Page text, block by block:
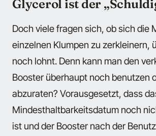
Glycerol ist der
Doch viele fragen sich, ob sich die
einzelnen Klumpen zu zerkleinern,
noch lohnt. Denn kann man den
Booster überhaupt noch benutzen
abzuraten? Vorausgesetzt, dass
Mindesthaltbarkeitsdatum noch
ist und der Booster nach der